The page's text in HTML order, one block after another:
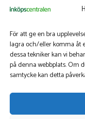
För att ge en bra
lagra och/eller komma åt
dessa tekniker kan vi
på denna webbplats. Om
samtycke kan detta
Facebook
@inkopscentralen